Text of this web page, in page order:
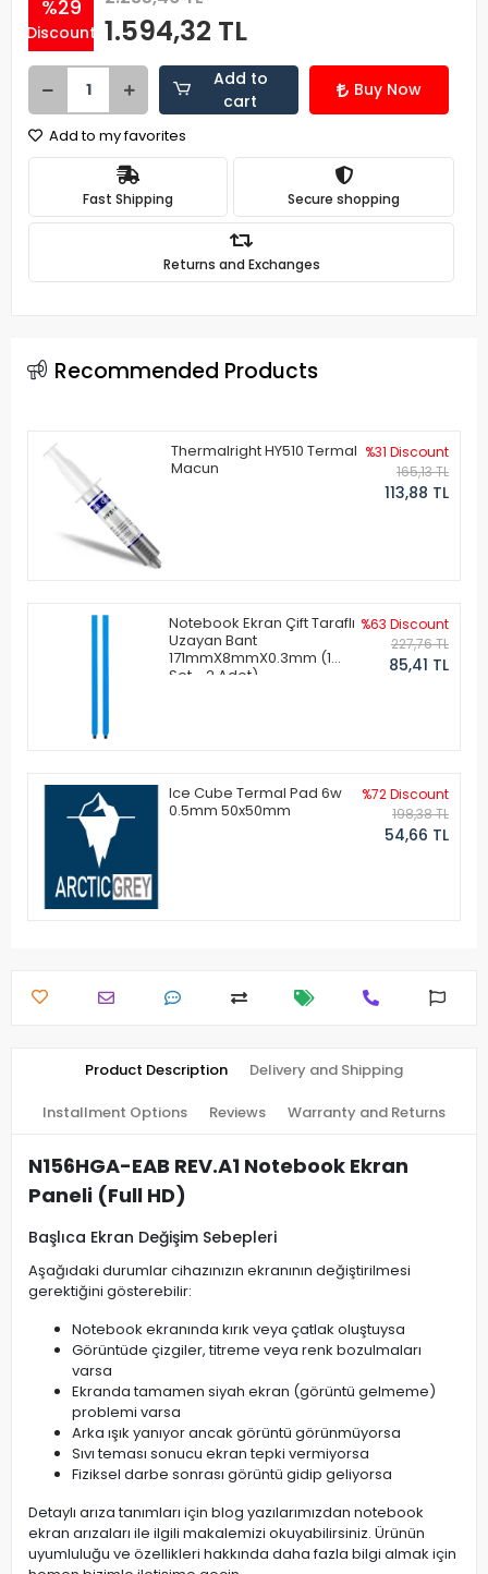
%29
Discount 1.594,32 TL
Add to
cart
Buy Now
Add to my favorites
Fast Shipping Secure shopping
Returns and Exchanges
Recommended Products
Thermalright HY510 Termal
Macun
%31 Discount
165,13 TL
113,88 TL
Notebook Ekran Çift Taraflı
Uzayan Bant
171mmX8mmX0.3mm (1
Set - 2 Adet)
%63 Discount
227,76 TL
85,41 TL
Ice Cube Termal Pad 6w
0.5mm 50x50mm
%72 Discount
198,38 TL
54,66 TL
Product Description Delivery and Shipping
Installment Options Reviews Warranty and Returns
N156HGA-EAB REV.A1 Notebook Ekran
Paneli (Full HD)
Başlıca Ekran Değişim Sebepleri
Aşağıdaki durumlar cihazınızın ekranının değiştirilmesi
gerektiğini gösterebilir:
Notebook ekranında kırık veya çatlak oluştuysa
Görüntüde çizgiler, titreme veya renk bozulmaları
varsa
Ekranda tamamen siyah ekran (görüntü gelmeme)
problemi varsa
Arka ışık yanıyor ancak görüntü görünmüyorsa
Sıvı teması sonucu ekran tepki vermiyorsa
Fiziksel darbe sonrası görüntü gidip geliyorsa
Detaylı arıza tanımları için blog yazılarımızdan notebook
ekran arızaları ile ilgili makalemizi okuyabilirsiniz. Ürünün
uyumluluğu ve özellikleri hakkında daha fazla bilgi almak için